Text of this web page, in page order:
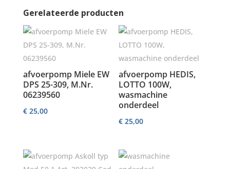
Gerelateerde producten
afvoerpomp Miele EW
DPS 25-309, M.Nr.
06239560
€25,00
afvoerpomp HEDIS,
LOTTO 100W,
wasmachine
onderdeel
€ 25,00